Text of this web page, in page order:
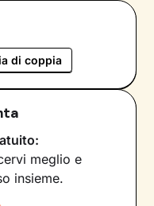
di coppia
meglio e
insieme.